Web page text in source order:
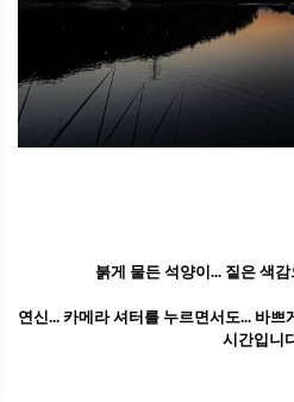
붉게 물든 석양이... 짙은 색
연신... 카메라 셔터를 누르면서도... 바
시간입니